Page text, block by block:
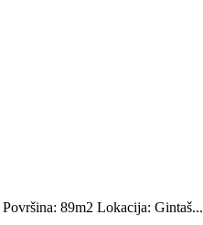
89m2 Lokacija: Gintaš...